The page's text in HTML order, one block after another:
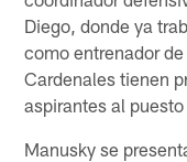
Diego, donde ya
como entrenador
Cardenales tienen
aspirantes al
Manusky se